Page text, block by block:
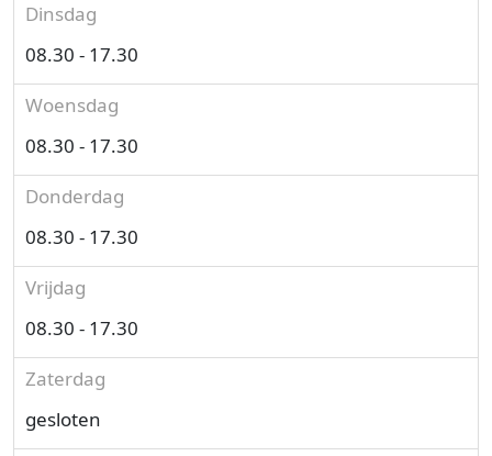
Dinsdag
08.30 - 17.30
Woensdag
08.30 - 17.30
Donderdag
08.30 - 17.30
Vrijdag
08.30 - 17.30
Zaterdag
gesloten